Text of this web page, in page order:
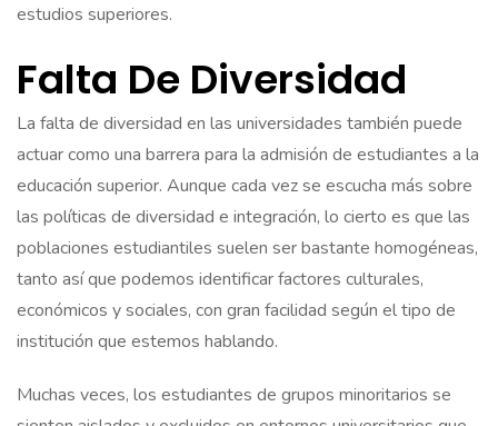
estudios superiores.
Falta De Diversidad
La falta de diversidad en las universidades también puede
actuar como una barrera para la admisión de estudiantes a la
educación superior. Aunque cada vez se escucha más sobre
las políticas de diversidad e integración, lo cierto es que las
poblaciones estudiantiles suelen ser bastante homogéneas,
tanto así que podemos identificar factores culturales,
económicos y sociales, con gran facilidad según el tipo de
institución que estemos hablando.
Muchas veces, los estudiantes de grupos minoritarios se